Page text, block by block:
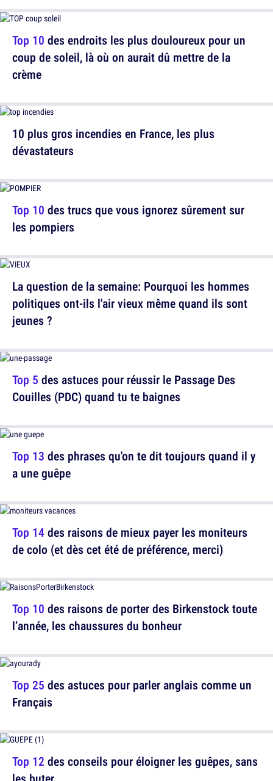
10 plus gros incendies en France, les plus
dévastateurs
La question de la semaine: Pourquoi les hommes
politiques ont-ils l'air vieux même quand ils sont
jeunes ?
Top 13 des phrases qu'on te dit toujours quand il y
a une guêpe
Top 10 des raisons de porter des Birkenstock toute
l’année, les chaussures du bonheur
Top 12 des conseils pour éloigner les guêpes, sans
Top 10 des endroits les plus douloureux pour un
coup de soleil, là où on aurait dû mettre de la
crème
Top 10 des trucs que vous ignorez sûrement sur
les pompiers
Top 5 des astuces pour réussir le Passage Des
Couilles (PDC) quand tu te baignes
Top 14des raisons de mieux payer les moniteurs
de colo (et dès cet été de préférence, merci)
Top 25 des astuces pour parler anglais comme un
Français